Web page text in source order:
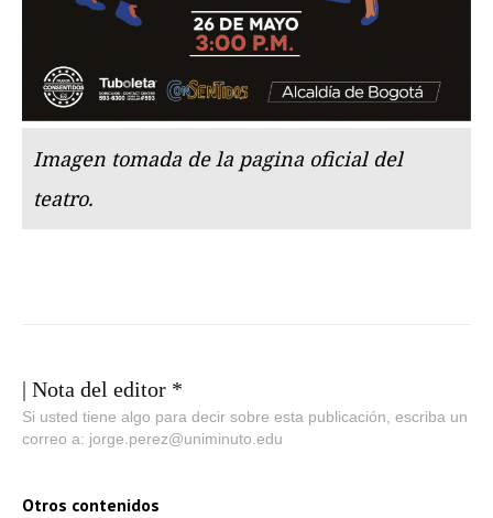
Imagen tomada de la pagina oficial del
teatro.
| Nota del editor *
Si usted tiene algo para decir sobre esta publicación, escriba un
correo a: jorge.perez@uniminuto.edu
Otros contenidos